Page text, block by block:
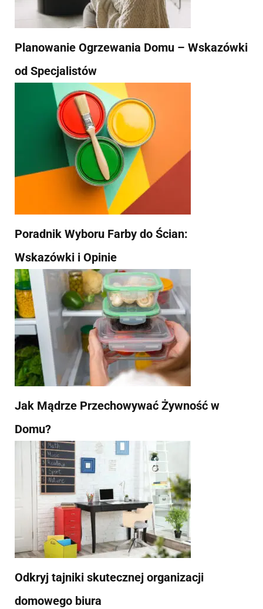
Planowanie Ogrzewania Domu – Wskazówki
od Specjalistów
Poradnik Wyboru Farby do Ścian:
Wskazówki i Opinie
Jak Mądrze Przechowywać Żywność w
Domu?
Odkryj tajniki skutecznej organizacji
domowego biura